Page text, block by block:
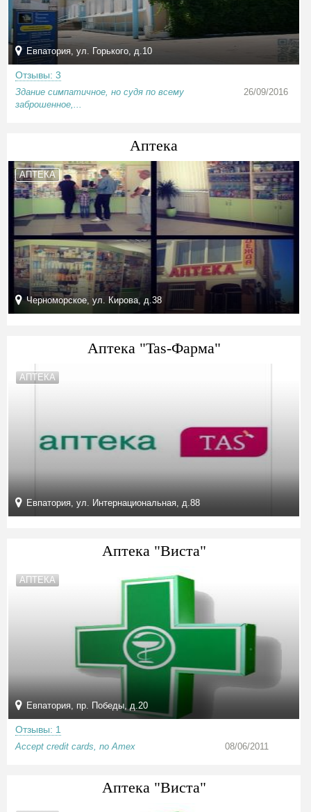
Евпатория, ул. Горького, д.10
Отзывы: 3
Здание симпатичное, но судя по всему
заброшенное,...
26/09/2016
Аптека
АПТЕКА
Черноморское, ул. Кирова, д.38
Аптека "Tas-Фарма"
АПТЕКА
Евпатория, ул. Интернациональная, д.88
Аптека "Виста"
АПТЕКА
Евпатория, пр. Победы, д.20
Отзывы: 1
Accept credit cards, no Amex 08/06/2011
Аптека "Виста"